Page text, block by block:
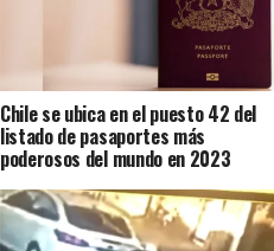
Chile se ubica en el puesto 42 del
listado de pasaportes más
poderosos del mundo en 2023